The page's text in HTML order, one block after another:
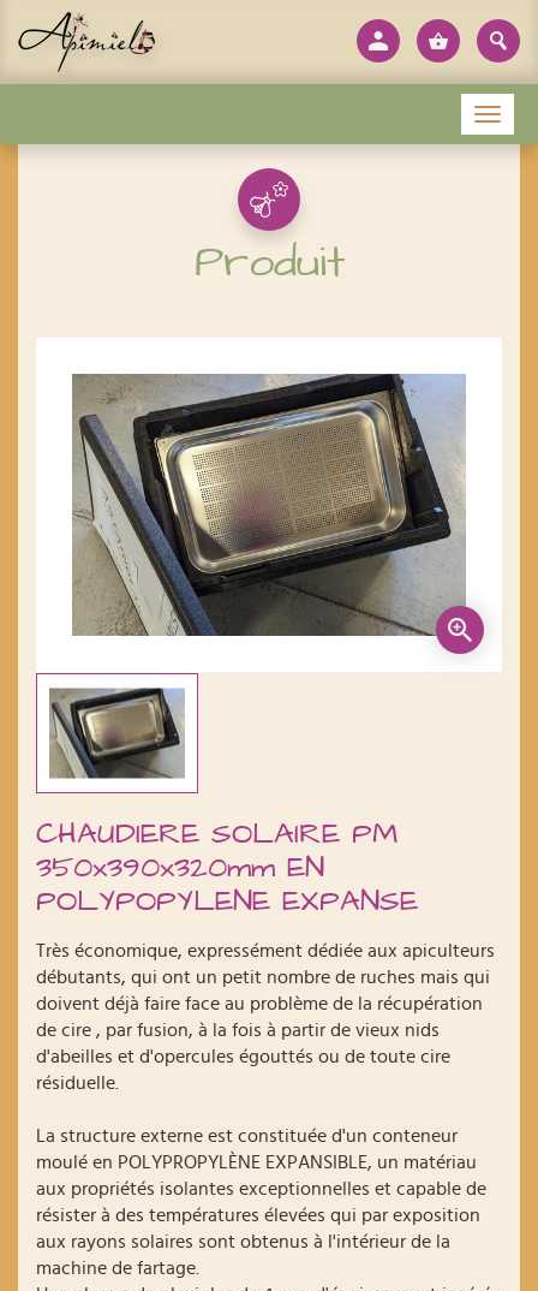
Produit
CHAUDIERE SOLAIRE PM
350x390x320mm EN
POLYPOPYLENE EXPANSE
Très économique, expressément dédiée aux apiculteurs
débutants, qui ont un petit nombre de ruches mais qui
doivent déjà faire face au problème de la récupération
de cire , par fusion, à la fois à partir de vieux nids
d'abeilles et d'opercules égouttés ou de toute cire
résiduelle.
La structure externe est constituée d'un conteneur
moulé en POLYPROPYLÈNE EXPANSIBLE, un matériau
aux propriétés isolantes exceptionnelles et capable de
résister à des températures élevées qui par exposition
aux rayons solaires sont obtenus à l'intérieur de la
machine de fartage.
Menu
Panneau de gestion des cookies